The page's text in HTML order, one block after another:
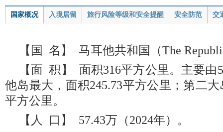
国家概况 入境居留 旅行风险等级和安全提醒 安全防范 交
【国 名】 马耳他共和国（The
【面 积】 面积316平方公里。主要
他岛最大，面积245.73平方公里；第二
平方公里。
【人 口】 57.43万（2024年）。